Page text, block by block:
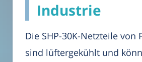
Industrie
Die SHP-30K-Netzteile von
sind lüftergekühlt und